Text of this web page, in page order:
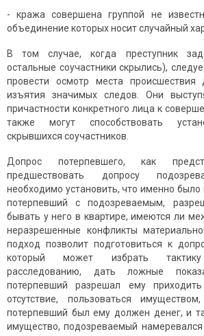
- кража совершена группой не
объединение которых носит случайный
В том случае, когда преступник
остальные соучастники скрылись),
провести осмотр места
изъятия значимых следов. Они
причастности конкретного лица к
также могут способствовать
скрывшихся соучастников.
Допрос потерпевшего, как
предшествовать допросу
необходимо установить, что именно
потерпевший с подозреваемым,
бывать у него в квартире, имеются ли
неразрешенные конфликты
подход позволит подготовиться к
который может избрать тактику
расследованию, дать ложные
потерпевший разрешал ему
отсутствие, пользоваться
потерпевший был ему должен денег, и
имущество, подозреваемый намеревался